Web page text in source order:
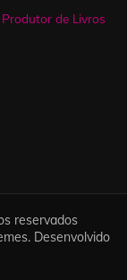
Produtor de Livros
reservados
. Desenvolvido